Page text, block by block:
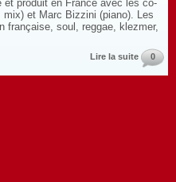
et produit en France avec les co-
et Marc Bizzini (piano). Les
française, soul, reggae, klezmer,
Lire la suite 0